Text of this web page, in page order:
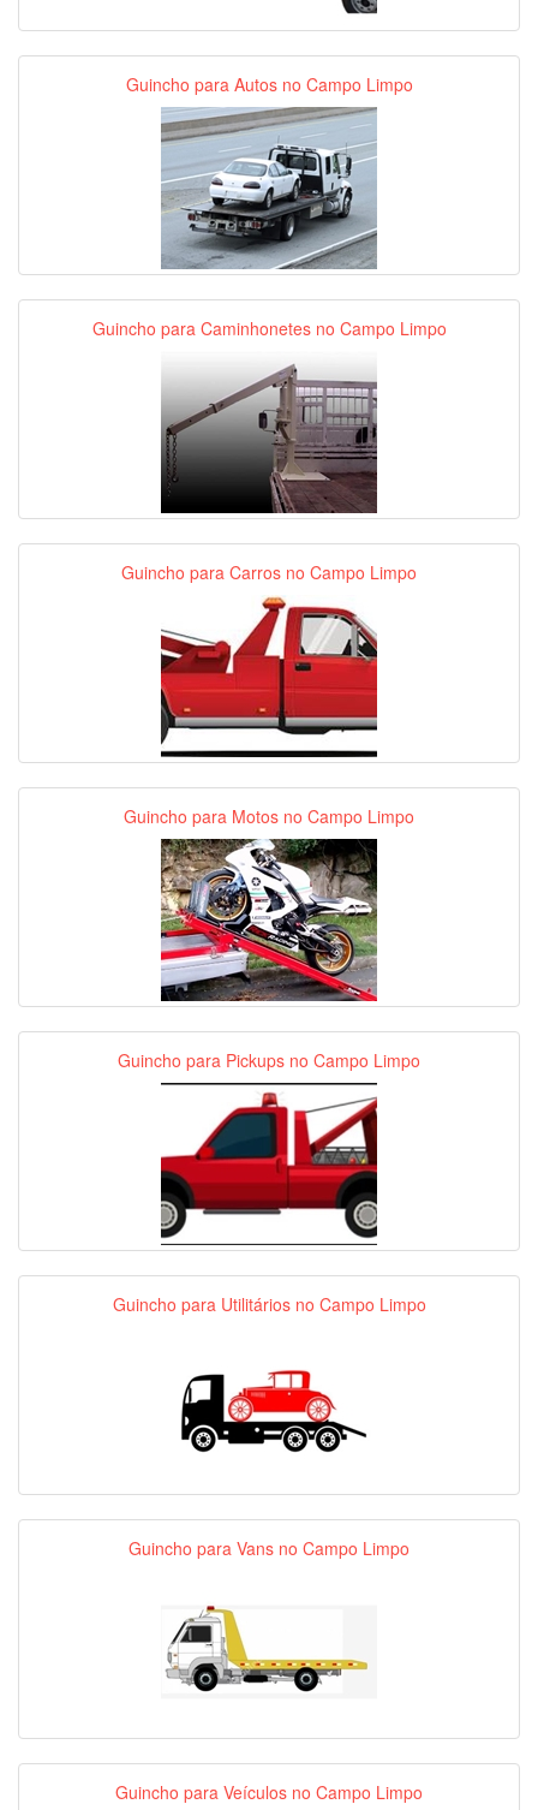
Guincho para Autos no Campo Limpo
Guincho para Caminhonetes no Campo Limpo
Guincho para Carros no Campo Limpo
Guincho para Motos no Campo Limpo
Guincho para Pickups no Campo Limpo
Guincho para Utilitários no Campo Limpo
Guincho para Vans no Campo Limpo
Guincho para Veículos no Campo Limpo